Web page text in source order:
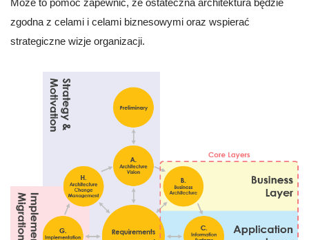
Może to pomóc zapewnić, że ostateczna architektura będzie
zgodna z celami i celami biznesowymi oraz wspierać
strategiczne wizje organizacji.